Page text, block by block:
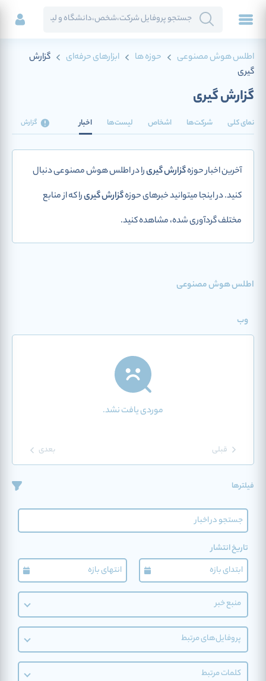
اطلس هوش مصنوعی حوزه ها ابزارهای حرفه‌ای
گزارش
گیری
گزارش گیری
نمای کلی شرکت‌ها اشخاص لیست‌ها اخبار گزارش
آخرین اخبار حوزهگزارش گیریرا در اطلس هوش مصنوعی دنبال
کنید. در اینجا میتوانید خبرهای حوزهگزارش گیریرا که از منابع
مختلف گردآوری شده، مشاهده کنید.
اطلس هوش مصنوعی
وب
موردی یافت نشد.
قبلی بعدی
فیلترها
تاریخ انتشار
منبع خبر
پروفایل‌های مرتبط
کلمات مرتبط